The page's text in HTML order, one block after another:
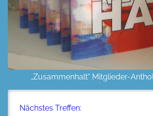
„Zusammenhalt“ Mitglieder-
Nächstes Treffen: